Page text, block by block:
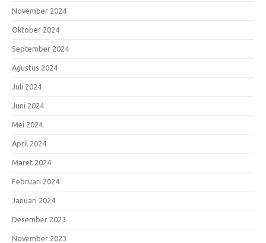
November 2024
Oktober 2024
September 2024
Agustus 2024
Juli 2024
Juni 2024
Mei 2024
April 2024
Maret 2024
Februari 2024
Januari 2024
Desember 2023
November 2023